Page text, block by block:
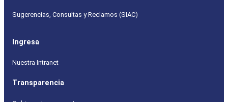
Sugerencias, Consultas y Reclamos (SIAC)
Ingresa
Nuestra Intranet
Transparencia